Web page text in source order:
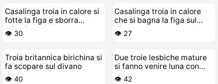
Casalinga troia in calore si
fotte la figa e sborra
urlando
👁️ 30
Casalinga troia in calore
che si bagna la figa sul
divano
👁️ 27
Troia britannica birichina si
fa scopare sul divano
👁️ 40
Due troie lesbiche mature
si fanno venire luna con
laltra
👁️ 42